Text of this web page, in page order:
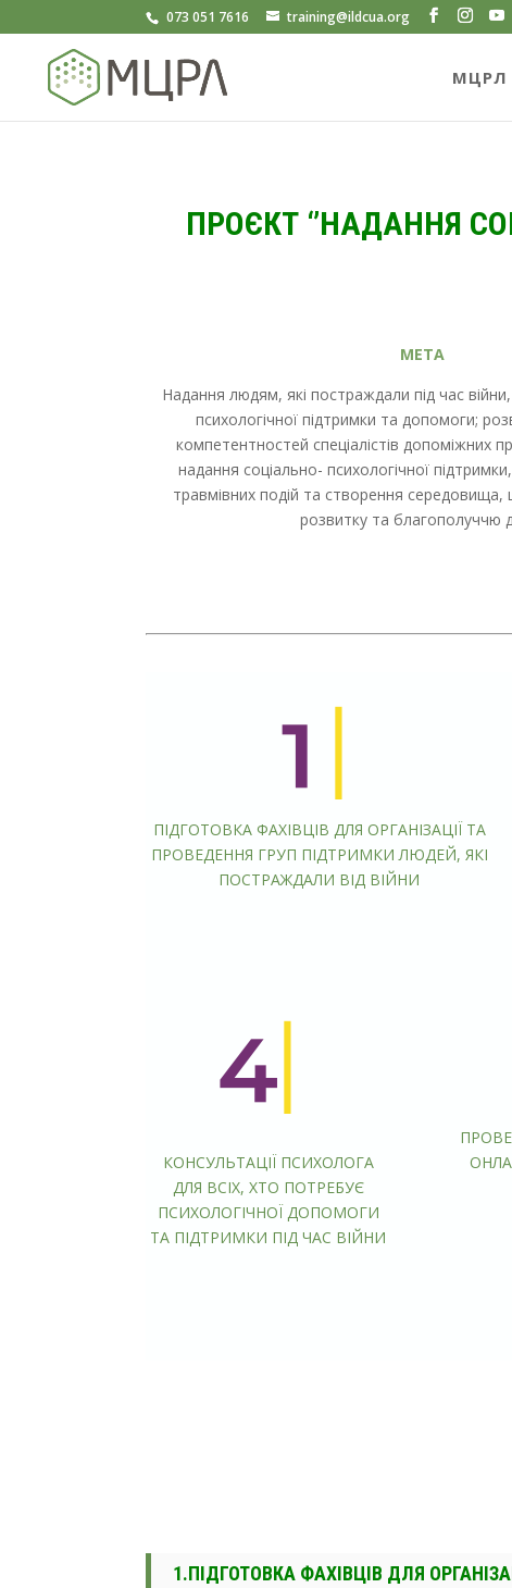
073 051 7616 training@ildcua.org
МЦРЛ
ПРОЄКТ ‘’НАДАННЯ
МЕТА
Надання людям, які постраждали під час
психологічної підтримки та допомоги;
компетентностей спеціалістів допоміжних
надання соціально- психологічної
травмівних подій та створення
розвитку та благополуччю
ПІДГОТОВКА ФАХІВЦІВ ДЛЯ ОРГАНІЗАЦІЇ ТА
ПРОВЕДЕННЯ ГРУП ПІДТРИМКИ ЛЮДЕЙ, ЯКІ
ПОСТРАЖДАЛИ ВІД ВІЙНИ
КОНСУЛЬТАЦІЇ ПСИХОЛОГА
ДЛЯ ВСІХ, ХТО ПОТРЕБУЄ
ПСИХОЛОГІЧНОЇ ДОПОМОГИ
ТА ПІДТРИМКИ ПІД ЧАС ВІЙНИ
1.ПІДГОТОВКА ФАХІВЦІВ ДЛЯ